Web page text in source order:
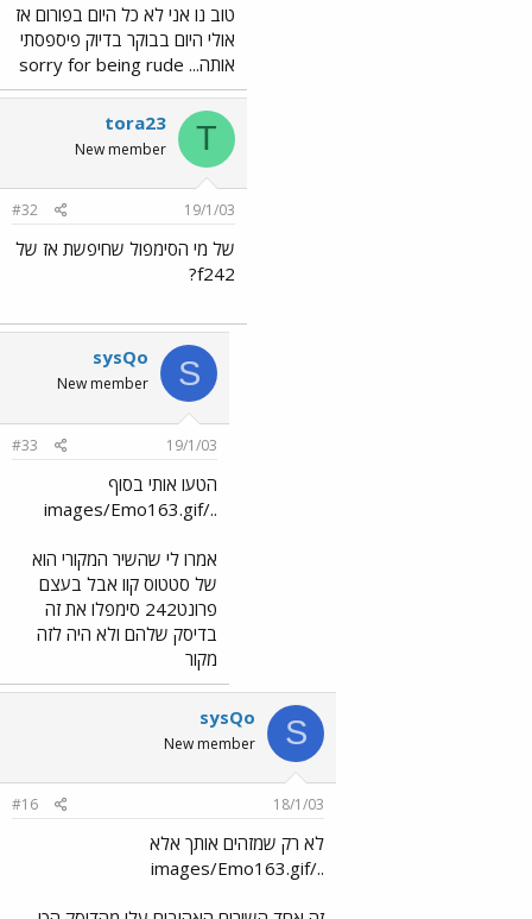
טוב נו אני לא כל היום בפורום אז
אולי היום בבוקר בדיוק פיספסתי
אותה... sorry for being rude
T
tora23
New member
19/1/03
#32
של מי הסימפול שחיפשת אז של
f242?
S
sysQo
New member
19/1/03
#33
הטעו אותי בסוף
../images/Emo163.gif
אמרו לי שהשיר המקורי הוא
של סטטוס קוו אבל בעצם
פרונט242 סימפלו את זה
בדיסק שלהם ולא היה לזה
מקור
S
sysQo
New member
18/1/03
#16
לא רק שמזהים אותך אלא
../images/Emo163.gif